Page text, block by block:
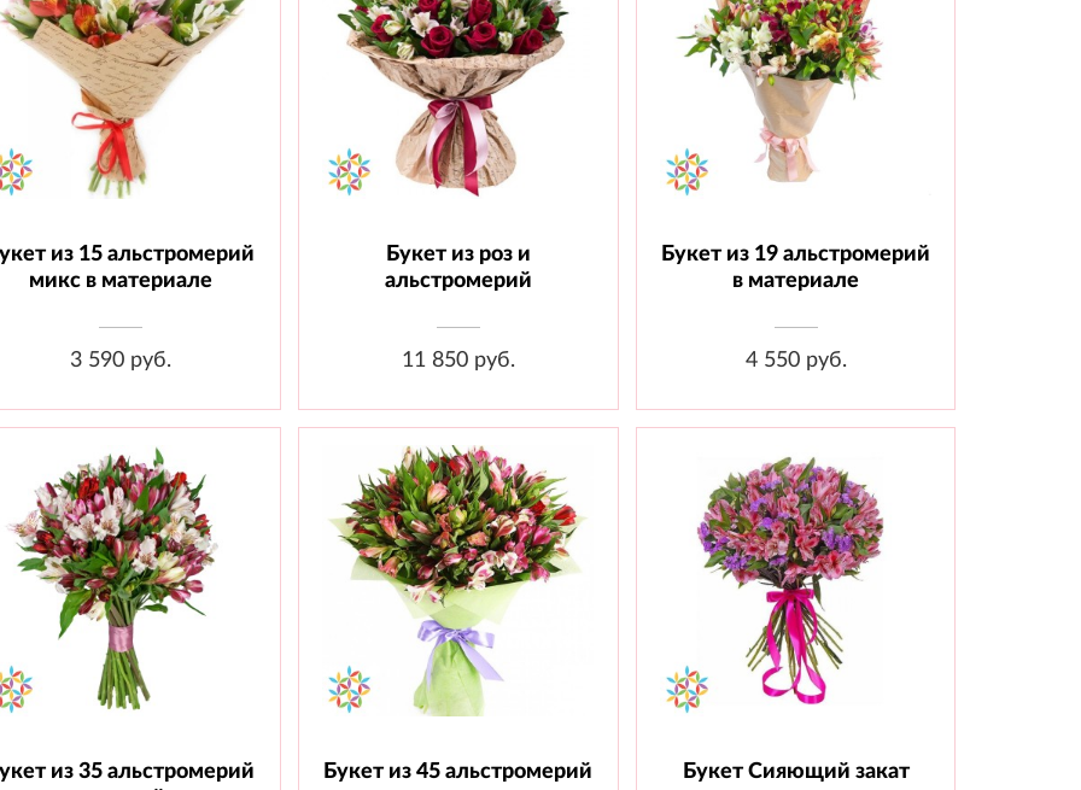
Альстромерия - 15 шт.,
Материал
из 15 альстромерий
микс в материале
3 590 руб.
Состав: Роза 60см - 25 шт.,
Альстромерия - 26 шт.,
Букет из роз и
альстромерий
11 850 руб.
Состав: Альстромерия - 19 шт.,
Материал
Букет из 19 альстромерий
в материале
4 550 руб.
Альстромерия - 35 шт.,
из 35 альстромерий
Состав: Альстромерия - 45 шт.,
Букет из 45 альстромерий
Состав: Альстромерия - 20 шт.,
Букет Сияющий закат